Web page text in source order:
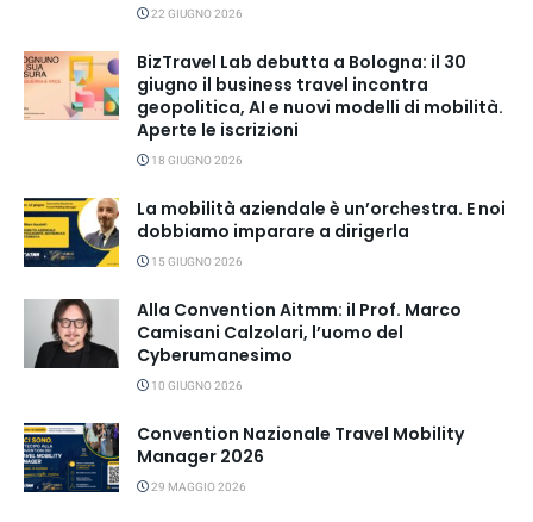
22 GIUGNO 2026
BizTravel Lab debutta a Bologna: il 30
giugno il business travel incontra
geopolitica, AI e nuovi modelli di mobilità.
Aperte le iscrizioni
18 GIUGNO 2026
La mobilità aziendale è un’orchestra. E noi
dobbiamo imparare a dirigerla
15 GIUGNO 2026
Alla Convention Aitmm: il Prof. Marco
Camisani Calzolari, l’uomo del
Cyberumanesimo
10 GIUGNO 2026
Convention Nazionale Travel Mobility
Manager 2026
29 MAGGIO 2026